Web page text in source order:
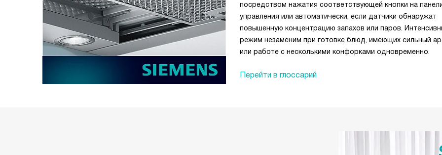
посредством нажатия соответствующей кнопки на
управления или автоматически, если датчики обнаружат
повышенную концентрацию запахов или паров.
режим незаменим при готовке блюд, имеющих сильный
или работе с несколькими конфорками одновременно.
Перейти в глоссарий